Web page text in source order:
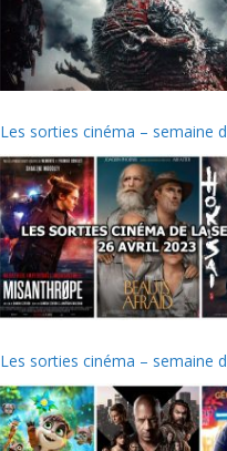
Les sorties cinéma – semaine
Les sorties cinéma – semaine